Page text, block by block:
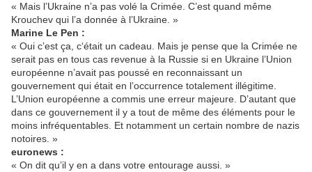
« Mais l’Ukraine n’a pas volé la Crimée. C’est quand même
Krouchev qui l’a donnée à l’Ukraine. »
Marine Le Pen :
« Oui c’est ça, c‘était un cadeau. Mais je pense que la Crimée ne
serait pas en tous cas revenue à la Russie si en Ukraine l’Union
européenne n’avait pas poussé en reconnaissant un
gouvernement qui était en l’occurrence totalement illégitime.
L’Union européenne a commis une erreur majeure. D’autant que
dans ce gouvernement il y a tout de même des éléments pour le
moins infréquentables. Et notamment un certain nombre de nazis
notoires. »
euronews :
« On dit qu’il y en a dans votre entourage aussi. »